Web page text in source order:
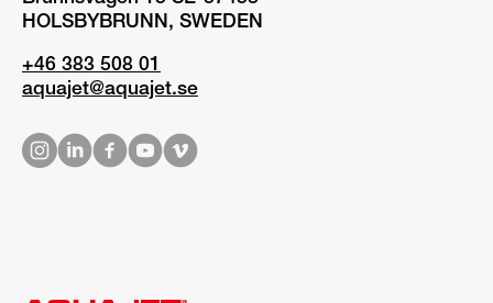
HOLSBYBRUNN, SWEDEN
+46 383 508 01
aquajet@aquajet.se